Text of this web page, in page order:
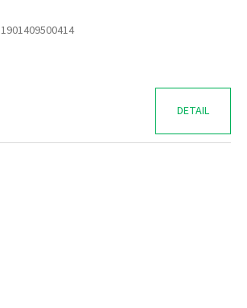
1901409500414
DETAIL